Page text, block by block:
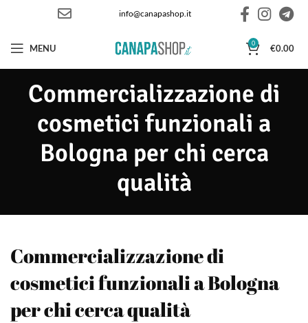
info@canapashop.it
MENU 0 €0.00
Commercializzazione di
cosmetici funzionali a
Bologna per chi cerca
qualità
Commercializzazione di
cosmetici funzionali a Bologna
per chi cerca qualità